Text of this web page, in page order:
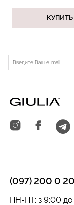
КУПИТЬ
(097) 200 0
ПН-ПТ: з 9:00 до
Бесшовный топ с
коррекцией BRA
489 грн.699 грн.